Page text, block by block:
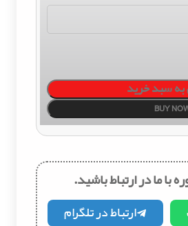
به سبد خرید
BUY
با ما در ارتباط باشید.
ارتباط در تلگرام